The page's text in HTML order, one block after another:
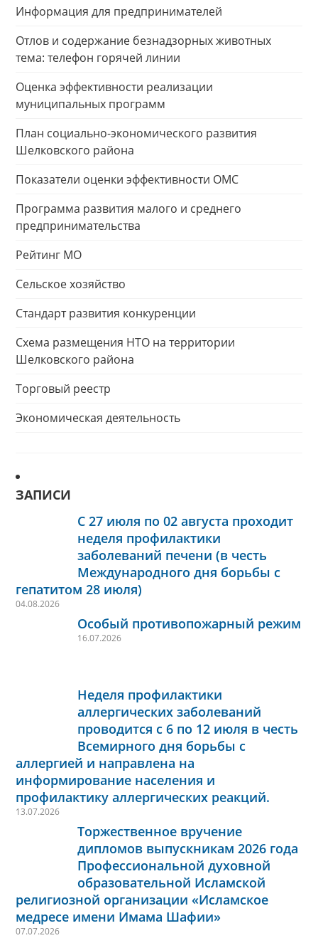
Информация для предпринимателей
Отлов и содержание безнадзорных животных
тема: телефон горячей линии
Оценка эффективности реализации
муниципальных программ
План социально-экономического развития
Шелковского района
Показатели оценки эффективности ОМС
Программа развития малого и среднего
предпринимательства
Рейтинг МО
Сельское хозяйство
Стандарт развития конкуренции
Схема размещения НТО на территории
Шелковского района
Торговый реестр
Экономическая деятельность
ЗАПИСИ
С 27 июля по 02 августа проходит
неделя профилактики
заболеваний печени (в честь
Международного дня борьбы с
гепатитом 28 июля)
04.08.2026
Особый противопожарный режим
16.07.2026
Неделя профилактики
аллергических заболеваний
проводится с 6 по 12 июля в честь
Всемирного дня борьбы с
аллергией и направлена на
информирование населения и
профилактику аллергических реакций.
13.07.2026
Торжественное вручение
дипломов выпускникам 2026 года
Профессиональной духовной
образовательной Исламской
религиозной организации «Исламское
медресе имени Имама Шафии»
07.07.2026